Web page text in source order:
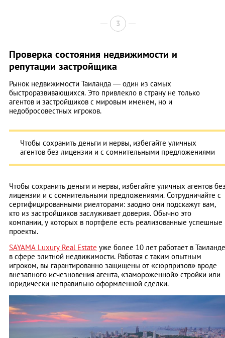
3
Проверка состояния недвижимости и
репутации застройщика
Рынок недвижимости Таиланда — один из самых
быстроразвивающихся. Это привлекло в страну не только
агентов и застройщиков с мировым именем, но и
недобросовестных игроков.
Чтобы сохранить деньги и нервы, избегайте уличных
агентов без лицензии и с сомнительными предложениями
Чтобы сохранить деньги и нервы, избегайте уличных агентов
лицензии и с сомнительными предложениями. Сотрудничайте с
сертифицированными риелторами: заодно они подскажут вам,
кто из застройщиков заслуживает доверия. Обычно это
компании, у которых в портфеле есть реализованные успешные
проекты.
SAYAMA Luxury Real Estate уже более 10 лет работает в Таиланде
в сфере элитной недвижимости. Работая с таким опытным
игроком, вы гарантированно защищены от «сюрпризов» вроде
внезапного исчезновения агента, «замороженной» стройки или
юридически неправильно оформленной сделки.